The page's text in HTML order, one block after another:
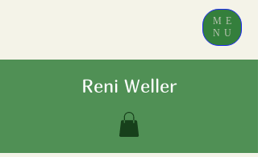
Reni Weller
ME
NU